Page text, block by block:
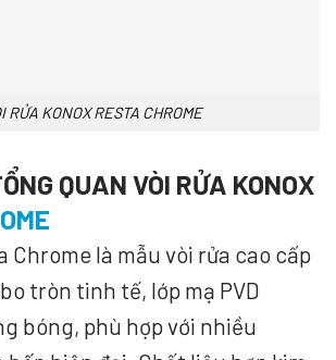
RỬA KONOX RESTA CHROME
QUAN VÒI RỬA KONOX
Chrome là mẫu vòi rửa cao cấp
tròn tinh tế, lớp mạ PVD
bóng, phù hợp với nhiều